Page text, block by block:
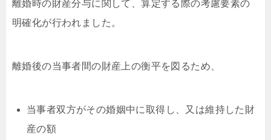
離婚時の財産分与に関して、算定する際の考慮要素の
明確化が行われました。
離婚後の当事者間の財産上の衡平を図るため、
当事者双方がその婚姻中に取得し、又は維持した財
産の額